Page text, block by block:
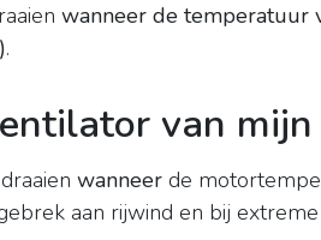
wanneer de temperatuur
.
van mijn
wanneer de
aan rijwind en bij